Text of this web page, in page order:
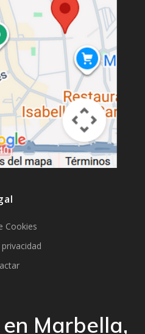
Cookies
Marbella,